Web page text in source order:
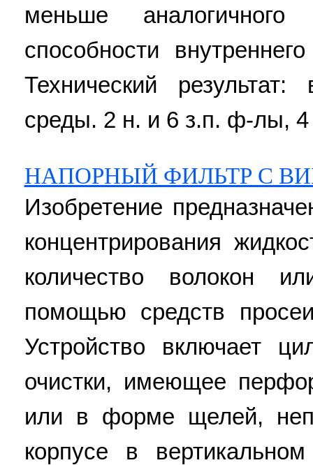
меньше
способности
Технический
среды. 2 н. и 6 з.п. ф-лы,
НАПОРНЫЙ ФИЛЬТР С
Изобретение
концентрирования
количество волокон
помощью средств
Устройство включает
очистки, имеющее
или в форме щелей,
корпусе в